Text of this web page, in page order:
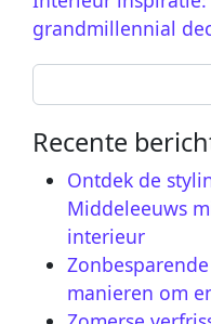
grandmillennial
Search for:
Recente
Ontdek de
Middeleeuws
interieur
manieren om